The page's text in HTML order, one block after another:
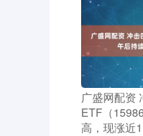
广盛网配资
ETF（
高，现涨近